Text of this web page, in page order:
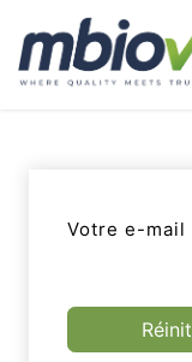
Votre e-mail